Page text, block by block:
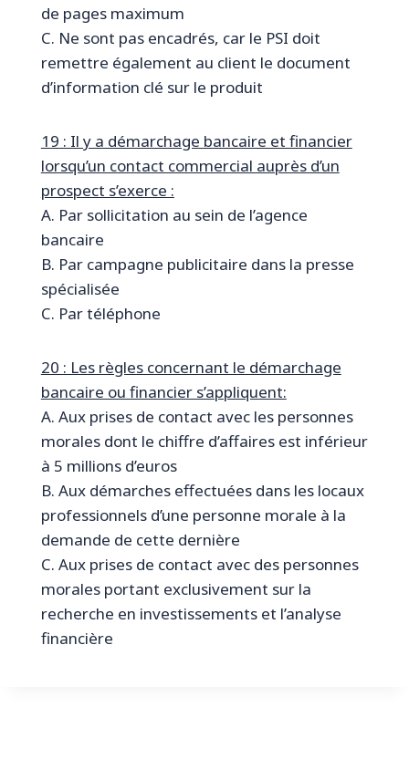
de pages maximum
C. Ne sont pas encadrés, car le PSI doit
remettre également au client le document
d’information clé sur le produit
19 : Il y a démarchage bancaire et financier
lorsqu’un contact commercial auprès d’un
prospect s’exerce :
A. Par sollicitation au sein de l’agence
bancaire
B. Par campagne publicitaire dans la presse
spécialisée
C. Par téléphone
20 : Les règles concernant le démarchage
bancaire ou financier s’appliquent:
A. Aux prises de contact avec les personnes
morales dont le chiffre d’affaires est inférieur
à 5 millions d’euros
B. Aux démarches effectuées dans les locaux
professionnels d’une personne morale à la
demande de cette dernière
C. Aux prises de contact avec des personnes
morales portant exclusivement sur la
recherche en investissements et l’analyse
financière